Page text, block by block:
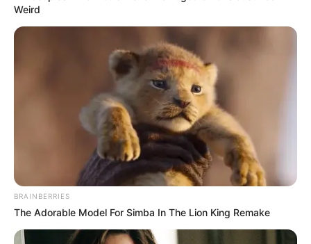
Weird
BRAINBERRIES
The Adorable Model For Simba In The Lion King Remake